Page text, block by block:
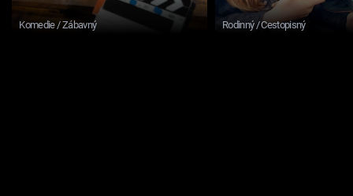
Komedie / Zábavný Rodinný / Cestopisný